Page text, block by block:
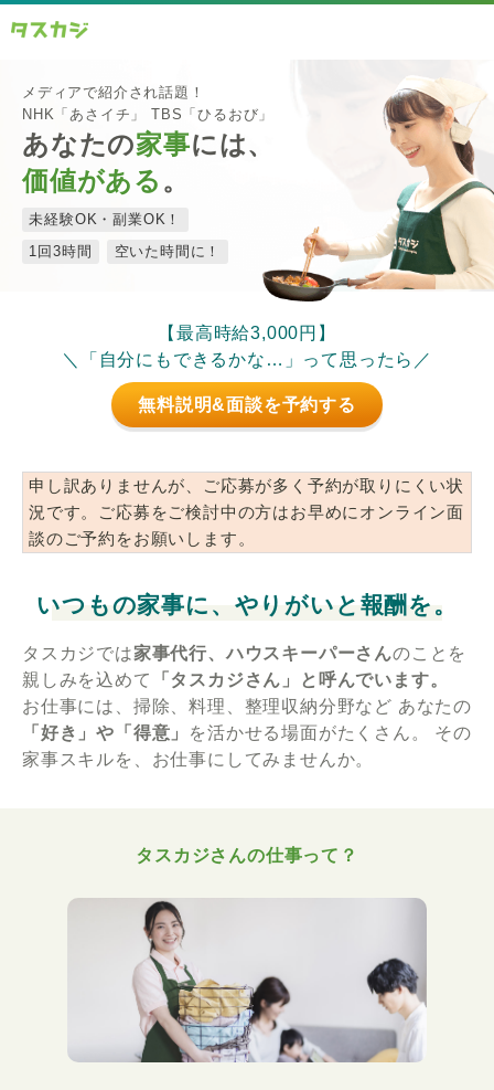
メディアで紹介され話題！
NHK「あさイチ」 TBS「ひるおび」
あなたの家事には、
価値がある 。
未経験OK・副業OK！
1回3時間
空いた時間に！
【最高時給3,000円】
＼「自分にもできるかな…」って思ったら／
無料説明&面談を予約する
申し訳ありませんが、ご応募が多く予約が取りにくい状
況です。ご応募をご検討中の方はお早めにオンライン面
談のご予約をお願いします。
いつもの家事に、やりがいと報酬を。
タスカジでは家事代行、ハウスキーパーさんのことを
親しみを込めて
「タスカジさん」と呼んでいます。
お仕事には、掃除、料理、整理収納分野など あなたの
「好き」や「得意」
を活かせる場面がたくさん。
その
家事スキルを、お仕事にしてみませんか。
タスカジさんの仕事って？